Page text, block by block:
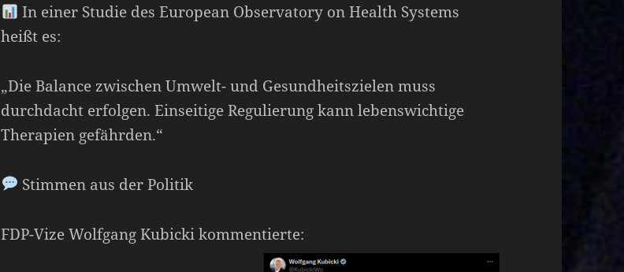
In einer Studie des European Observatory on Health Systems
heißt es:
„Die Balance zwischen Umwelt- und Gesundheitszielen muss
durchdacht erfolgen. Einseitige Regulierung kann lebenswichtige
Therapien gefährden.“
Stimmen aus der Politik
FDP-Vize Wolfgang Kubicki kommentierte: